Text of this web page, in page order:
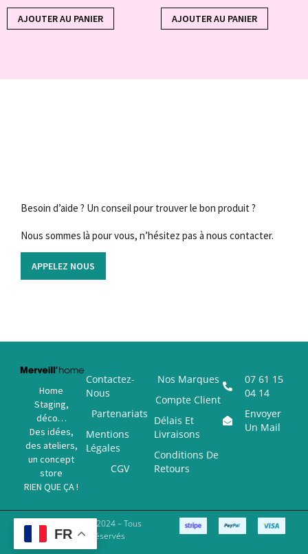
AJOUTER AU PANIER AJOUTER AU PANIER
Besoin d’aide ? Un conseil pour trouver le bon produit ?
Nous sommes là pour vous, n’hésitez pas à nous contacter.
APPELEZ NOUS
Home
Staging,
déco…
Des idées,
des ateliers,
un concept
store
RIEN QUE ÇA !
Contactez-
Nous
Partenariats
Mentions
Légales
CGV
Nos Marques
Compte Client
Délais Et
Livraisons
Conditions De
Retours
07 61 15
04 14
Envoyer
Un Mail
Copyright © 2024 – Tous
Droits Réservés
FR